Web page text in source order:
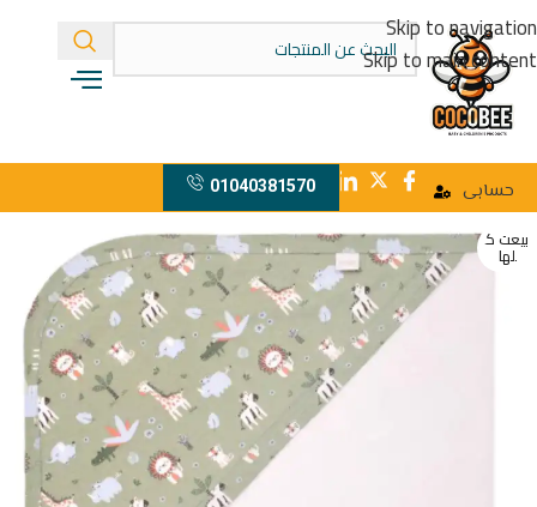
Skip to navigation
Skip to main content
حسابى 01040381570
بيعت ك
لها